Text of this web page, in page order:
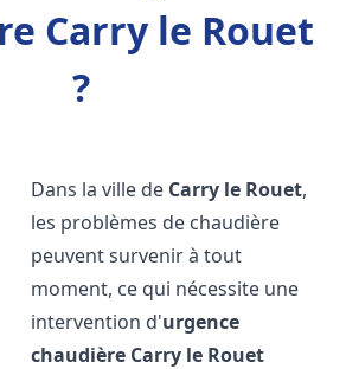
Carry le Rouet
?
Dans la ville de Carry le Rouet,
les problèmes de chaudière
peuvent survenir à tout
moment, ce qui nécessite une
intervention d'urgence
chaudière Carry le Rouet